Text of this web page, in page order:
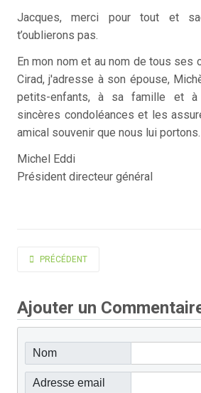
Jacques, merci pour tout et
t’oublierons pas.
En mon nom et au nom de tous ses
Cirad, j'adresse à son épouse,
petits-enfants, à sa famille et
sincères condoléances et les
amical souvenir que nous lui portons.
Michel Eddi
Président directeur général
ARTICLE PRÉCÉDENT : BRÉNIÈRE JEAN
PRÉCÉDENT
Ajouter un
Nom
Adresse email